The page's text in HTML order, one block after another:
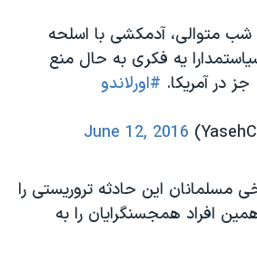
شب متوالی، آدمکشی با اسلحه
یه فکری به حال منع
در آمریکا. #اورلاندو
June 12, 2016
مسلمانان این حادثه تروریستی را
افراد همجسنگرایان را به